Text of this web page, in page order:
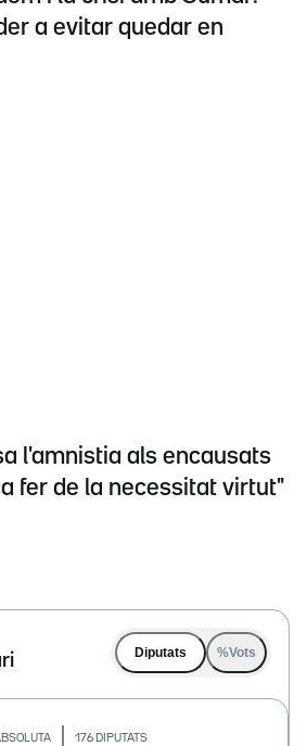
a evitar quedar en
l'amnistia als encausats
fer de la necessitat virtut"
Diputats %Vots